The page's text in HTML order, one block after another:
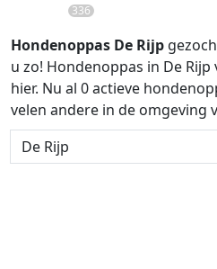
336
Hondenoppas De Rijp
u zo! Hondenoppas in De
hier. Nu al 0 actieve
velen andere in de omgeving